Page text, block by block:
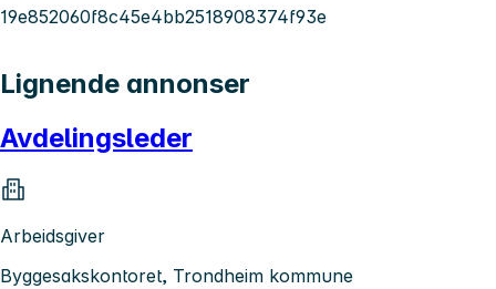
19e852060f8c45e4bb2518908374f93e
Lignende annonser
Avdelingsleder
Arbeidsgiver
Byggesakskontoret, Trondheim kommune